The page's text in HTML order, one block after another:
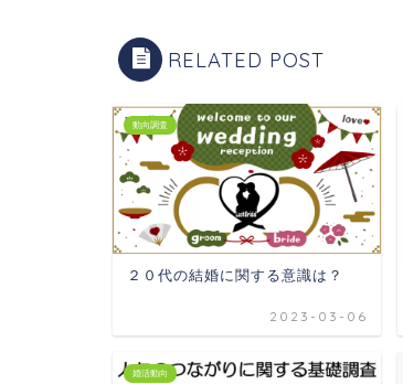
RELATED POST
動向調査
２０代の結婚に関する意識は？
2023-03-06
婚活動向